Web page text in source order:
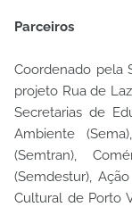
Parceiros
Coordenado pela
projeto Rua de
Secretarias de
Ambiente
(Semtran),
(Semdestur),
Cultural de Porto